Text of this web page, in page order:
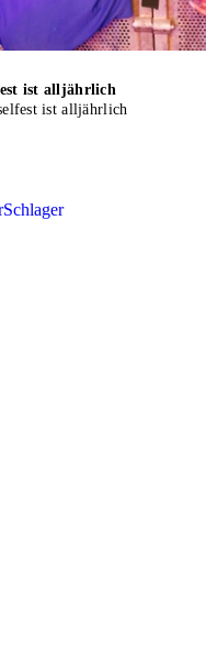
ist alljährlich
ist alljährlich
Schlager